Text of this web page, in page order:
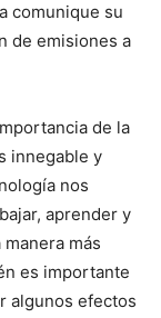
comunique su
de emisiones a
de la
innegable y
nos
aprender y
más
es importante
algunos efectos